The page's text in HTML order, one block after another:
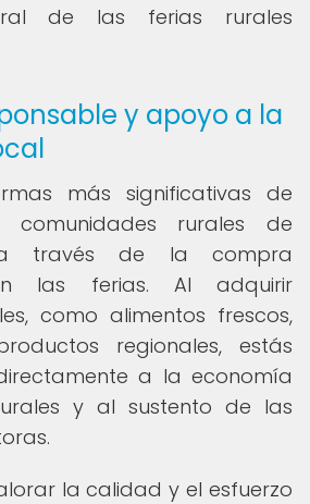
de las ferias rurales
y apoyo a la
más significativas de
rurales de
través de la compra
las ferias. Al adquirir
como alimentos frescos,
regionales, estás
a la economía
y al sustento de las
la calidad y el esfuerzo